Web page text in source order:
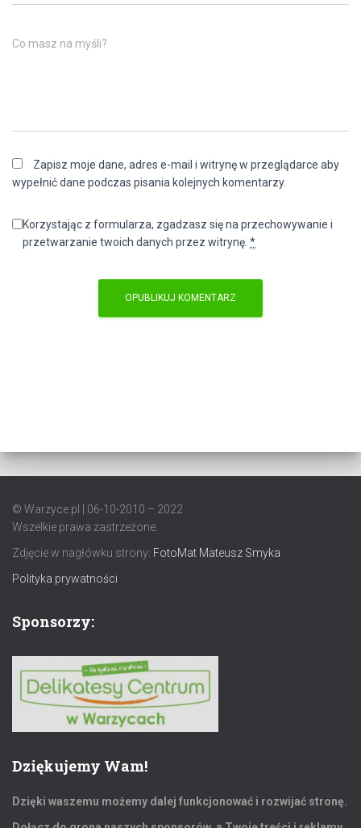
Co masz na myśli?
Zapisz moje dane, adres e-mail i witrynę w przeglądarce aby
wypełnić dane podczas pisania kolejnych komentarzy.
Korzystając z formularza, zgadzasz się na przechowywanie i
przetwarzanie twoich danych przez witrynę. *
© Warzyce.pl | 06-10-2010 – 2022
Wszelkie prawa zastrzeżone.
Zdjęcie w nagłówku strony: FotoMat Mateusz Smyka
Polityka prywatności
Sponsorzy:
Dziękujemy Wam!
Dzięki waszemu możemy dalej funkcjonować i rozwijać stronę.